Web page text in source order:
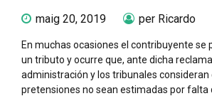
maig 20, 2019 per Ricardo
En muchas ocasiones el contribuyente se
un tributo y ocurre que, ante dicha
administración y los tribunales consideran
pretensiones no sean estimadas por falta